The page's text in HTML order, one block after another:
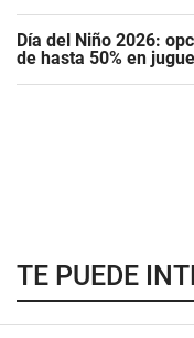
Día del Niño 2026:
de hasta 50% en
TE PUEDE